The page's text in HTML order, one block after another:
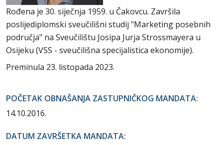
Rođena je 30. siječnja 1959. u Čakovcu. Završila
poslijediplomski sveučilišni studij "Marketing posebnih
područja" na Sveučilištu Josipa Jurja Strossmayera u
Osijeku (VSS - sveučilišna specijalistica ekonomije).
Preminula 23. listopada 2023.
POČETAK OBNAŠANJA ZASTUPNIČKOG MANDATA:
14.10.2016.
DATUM ZAVRŠETKA MANDATA: